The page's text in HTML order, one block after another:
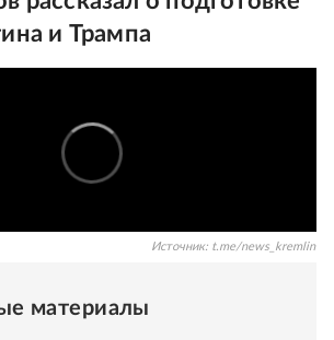
и Трампа
Источник: t.me/news_kremlin
материалы